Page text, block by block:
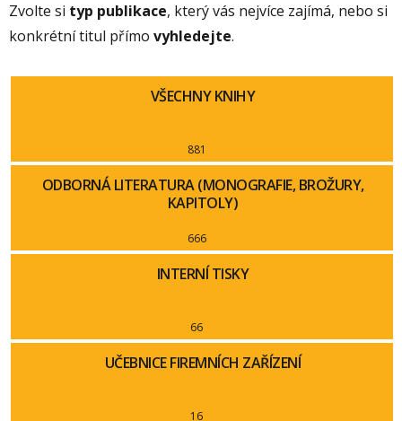
Zvolte si typ publikace, který vás nejvíce zajímá, nebo si
konkrétní titul přímo vyhledejte.
VŠECHNY KNIHY
881
ODBORNÁ LITERATURA (MONOGRAFIE, BROŽURY,
KAPITOLY)
666
INTERNÍ TISKY
66
UČEBNICE FIREMNÍCH ZAŘÍZENÍ
16